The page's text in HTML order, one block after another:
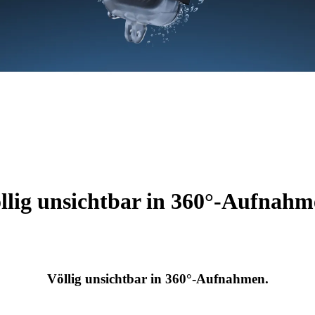
unsichtbar in 360°-
Völlig unsichtbar in 360°-Aufnahmen.